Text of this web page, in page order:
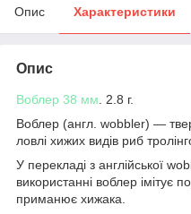
Опис Характеристики
Опис
Воблер 38 мм . 2.8 г.
Воблер (англ. wobbler) —
ловлі хижих видів риб
У перекладі з англійської
використанні воблер імітує
приманює хижака.